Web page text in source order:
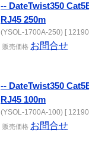
-- DateTwist350
RJ45 250m
(YSOL-1700A-250) [
販売価格 お問合せ
-- DateTwist350
RJ45 100m
(YSOL-1700A-100) [
販売価格 お問合せ